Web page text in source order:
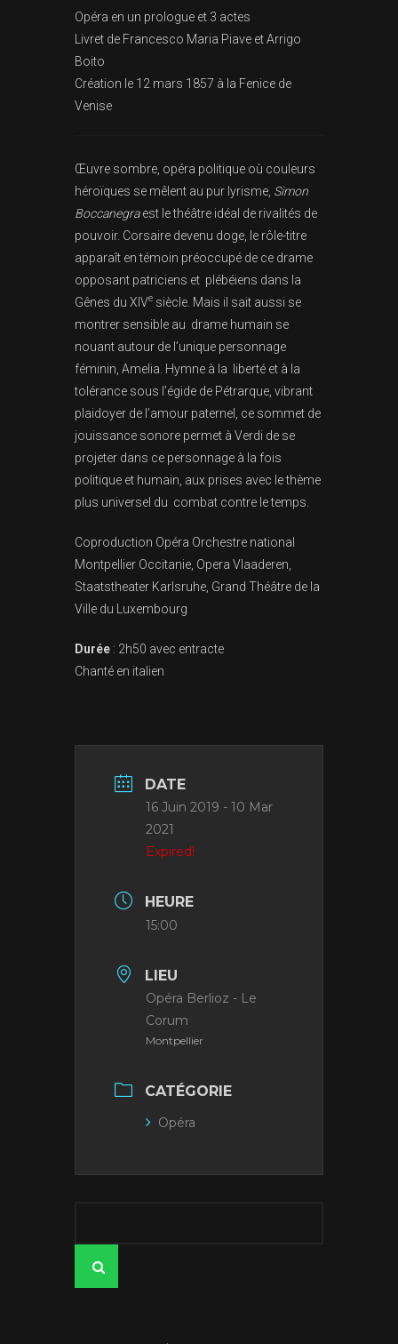
Opéra en un prologue et 3 actes
Livret de Francesco Maria Piave et Arrigo
Boito
Création le 12 mars 1857 à la Fenice de
Venise
Œuvre sombre, opéra politique où couleurs
héroïques se mêlent au pur lyrisme, Simon
Boccanegraest le théâtre idéal de rivalités de
pouvoir. Corsaire devenu doge, le rôle-titre
apparaît en témoin préoccupé de ce drame
opposant patriciens et plébéiens dans la
Gênes du XIVe siècle. Mais il sait aussi se
montrer sensible au drame humain se
nouant autour de l’unique personnage
féminin, Amelia. Hymne à la liberté et à la
tolérance sous l’égide de Pétrarque, vibrant
plaidoyer de l’amour paternel, ce sommet de
jouissance sonore permet à Verdi de se
projeter dans ce personnage à la fois
politique et humain, aux prises avec le thème
plus universel du combat contre le temps.
Coproduction Opéra Orchestre national
Montpellier Occitanie, Opera Vlaaderen,
Staatstheater Karlsruhe, Grand Théâtre de la
Ville du Luxembourg
Durée : 2h50 avec entracte
Chanté en italien
DATE
16 Juin 2019 - 10 Mar
2021
Expired!
HEURE
15:00
LIEU
Opéra Berlioz - Le
Corum
Montpellier
CATÉGORIE
Opéra
SEARCH